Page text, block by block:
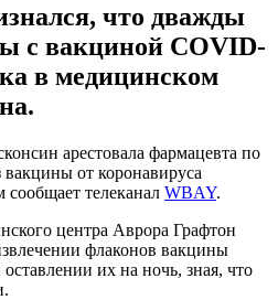
что дважды
с вакциной COVID-
в медицинском
арестовала фармацевта по
от коронавируса
телеканал WBAY.
центра Аврора Графтон
флаконов вакцины
их на ночь, зная, что